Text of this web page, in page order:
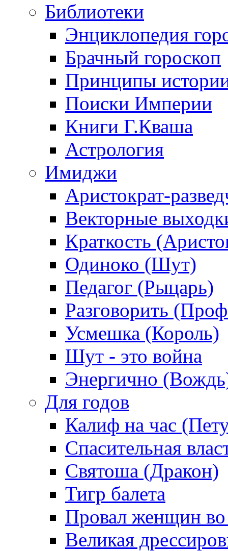
Библиотеки
Энциклопедия
Брачный гороскоп
Принципы
Поиски Империи
Книги Г.Кваша
Астрология
Имиджи
Аристократ-
Векторные
Краткость
Одиноко (Шут)
Педагог (Рыцарь)
Разговорить
Усмешка (Король)
Шут - это война
Энергично
Для годов
Калиф на час
Спасительная
Святоша (Дракон)
Тигр балета
Провал женщин во
Великая